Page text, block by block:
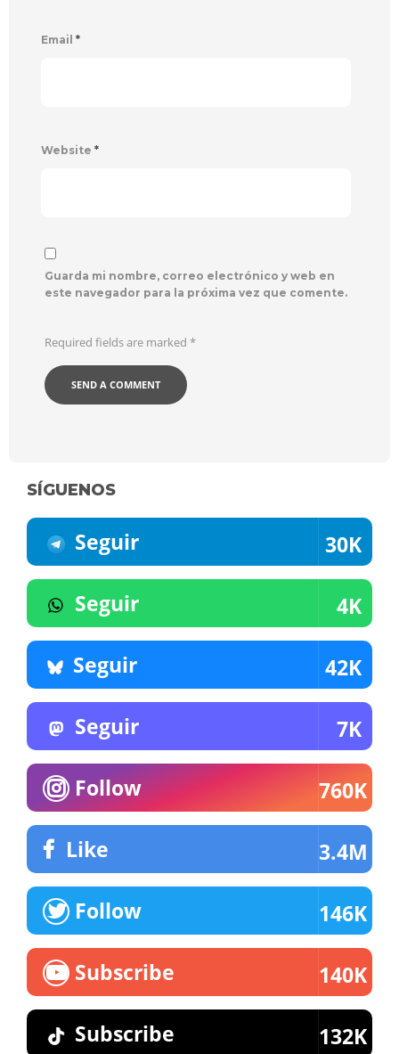
Email *
Website *
Guarda mi nombre, correo electrónico y web en
este navegador para la próxima vez que comente.
Required fields are marked *
SÍGUENOS
Seguir 30K
Seguir 4K
Seguir 42K
Seguir 7K
Follow 760K
Like 3.4M
Follow 146K
Subscribe 140K
Subscribe 132K